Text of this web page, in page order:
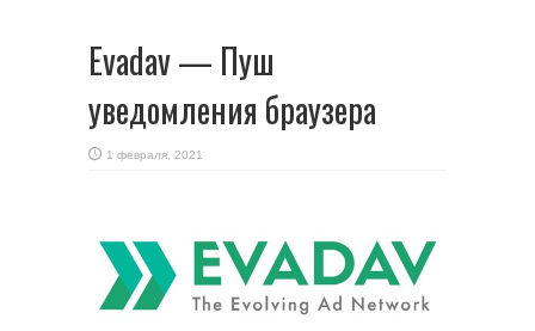
Evadav — Пуш
уведомления браузера
1 февраля, 2021